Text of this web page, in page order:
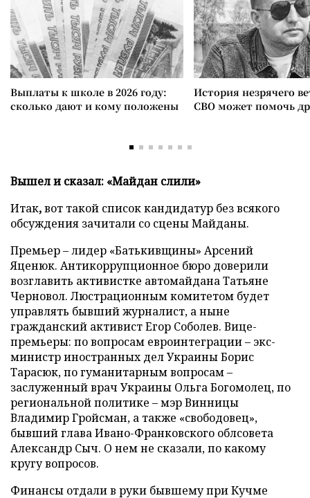
Выплаты к школе в 2026 году:
сколько дают и кому положены
История незрячего
СВО может помочь
Вышел и сказал: «Майдан слили»
Итак,вот такой список кандидатур без всякого
обсуждения зачитали со сцены Майданы.
Премьер – лидер «Батькивщины» Арсений
Яценюк. Антикоррупционное бюро доверили
возглавить активистке автомайдана Татьяне
Черновол. Люстрационным комитетом будет
управлять бывший журналист, а ныне
гражданский активист Егор Соболев. Вице-
премьеры: по вопросам евроинтеграции – экс-
министр иностранных дел Украины Борис
Тарасюк, по гуманитарным вопросам –
заслуженный врач Украины Ольга Богомолец, по
региональной политике – мэр Винницы
Владимир Гройсман, а также «свободовец»,
бывший глава Ивано-Франковского облсовета
Александр Сыч. О нем не сказали, по какому
кругу вопросов.
Финансы отдали в руки бывшему при Кучме